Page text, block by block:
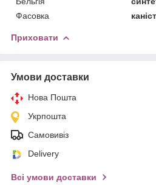
Фасовка
Приховати
Умови доставки
Нова Пошта
Укрпошта
Самовивіз
Delivery
Всі умови доставки